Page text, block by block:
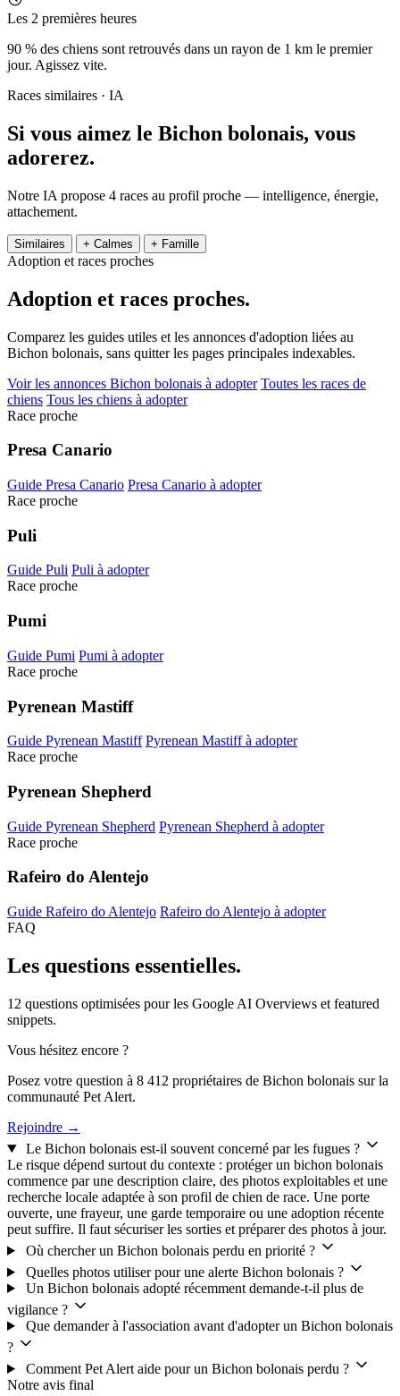
Les 2 premières heures
90 % des chiens sont retrouvés dans un rayon de 1 km le premier
jour. Agissez vite.
Races similaires · IA
Si vous aimez le Bichon bolonais, vous
adorerez.
Notre IA propose 4 races au profil proche — intelligence, énergie,
attachement.
Similaires + Calmes + Famille
Adoption et races proches
Adoption et races proches.
Comparez les guides utiles et les annonces d'adoption liées au
Bichon bolonais, sans quitter les pages principales indexables.
Voir les annonces Bichon bolonais à adopter Toutes les races de
chiens Tous les chiens à adopter
Race proche
Presa Canario
Guide Presa Canario Presa Canario à adopter
Race proche
Puli
Guide Puli Puli à adopter
Race proche
Pumi
Guide Pumi Pumi à adopter
Race proche
Pyrenean Mastiff
Guide Pyrenean Mastiff Pyrenean Mastiff à adopter
Race proche
Pyrenean Shepherd
Guide Pyrenean Shepherd Pyrenean Shepherd à adopter
Race proche
Rafeiro do Alentejo
Guide Rafeiro do Alentejo Rafeiro do Alentejo à adopter
FAQ
Les questions essentielles.
12 questions optimisées pour les Google AI Overviews et featured
snippets.
Vous hésitez encore ?
Posez votre question à 8 412 propriétaires de Bichon bolonais sur la
communauté Pet Alert.
Rejoindre →
Le Bichon bolonais est-il souvent concerné par les fugues ?
Le risque dépend surtout du contexte : protéger un bichon bolonais
commence par une description claire, des photos exploitables et une
recherche locale adaptée à son profil de chien de race. Une porte
ouverte, une frayeur, une garde temporaire ou une adoption récente
peut suffire. Il faut sécuriser les sorties et préparer des photos à jour.
Où chercher un Bichon bolonais perdu en priorité ?
Quelles photos utiliser pour une alerte Bichon bolonais ?
Un Bichon bolonais adopté récemment demande-t-il plus de
vigilance ?
Que demander à l'association avant d'adopter un Bichon bolonais
?
Comment Pet Alert aide pour un Bichon bolonais perdu ?
Notre avis final